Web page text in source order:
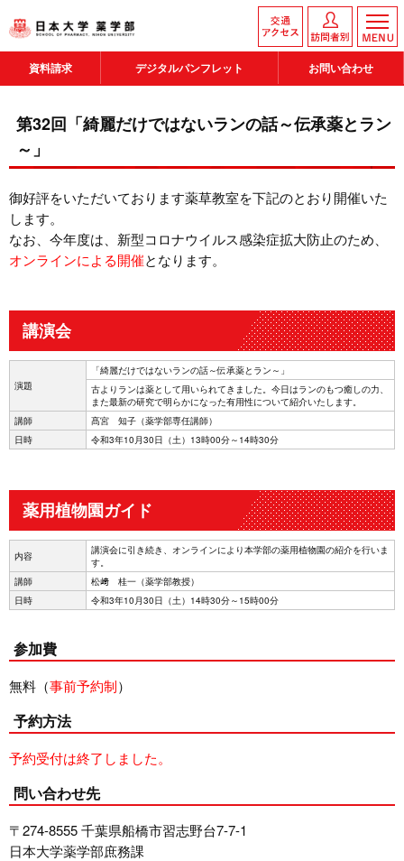
資料請求 デジタルパンフレット お問い合わせ
第32回「綺麗だけではないランの話～伝承薬とラン
～」
御好評をいただいております薬草教室を下記のとおり開催いた
します。
なお、今年度は、新型コロナウイルス感染症拡大防止のため、
オンラインによる開催となります。
講演会
演題
「綺麗だけではないランの話～伝承薬とラン～」
古よりランは薬として用いられてきました。今日はランのもつ癒しの力、
また最新の研究で明らかになった有用性について紹介いたします。
講師
髙宮 知子（薬学部専任講師）
日時
令和3年10月30日（土）13時00分～14時30分
薬用植物園ガイド
内容
講演会に引き続き、オンラインにより本学部の薬用植物園の紹介を行いま
す。
講師
松﨑 桂一（薬学部教授）
日時
令和3年10月30日（土）14時30分～15時00分
参加費
無料（事前予約制）
予約方法
予約受付は終了しました。
問い合わせ先
〒274-8555 千葉県船橋市習志野台7-7-1
日本大学薬学部庶務課